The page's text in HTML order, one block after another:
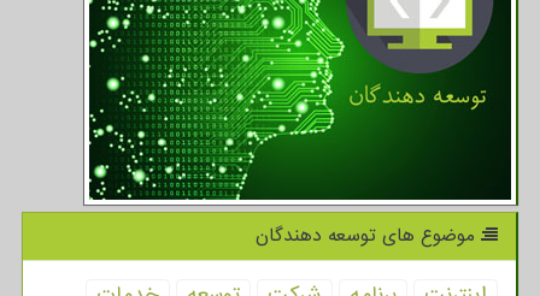
موضوع های توسعه دهندگان